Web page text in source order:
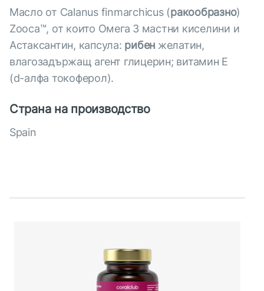
Масло от Calanus finmarchicus (ракообразно)
Zooca™, от които Омега 3 мастни киселини и
Астаксантин, капсула: рибен желатин,
влагозадържащ агент глицерин; витамин Е
(d-алфа токоферол).
Страна на производство
Spain